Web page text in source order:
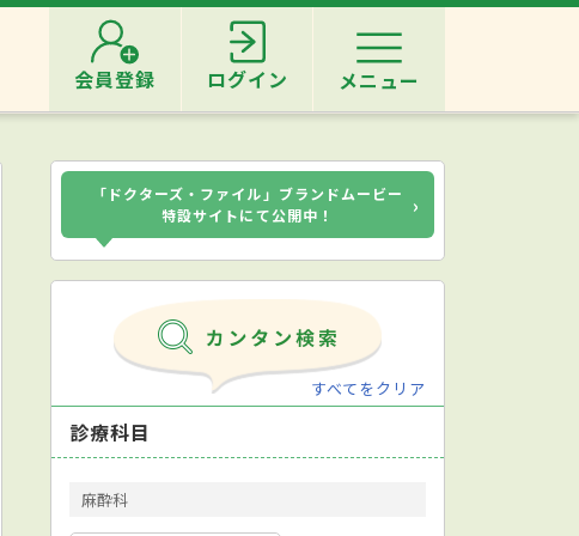
会員登録 ログイン メニュー
「ドクターズ・ファイル」ブランドムービー
特設サイトにて公開中！
›
すべてをクリア
診療科目
麻酔科